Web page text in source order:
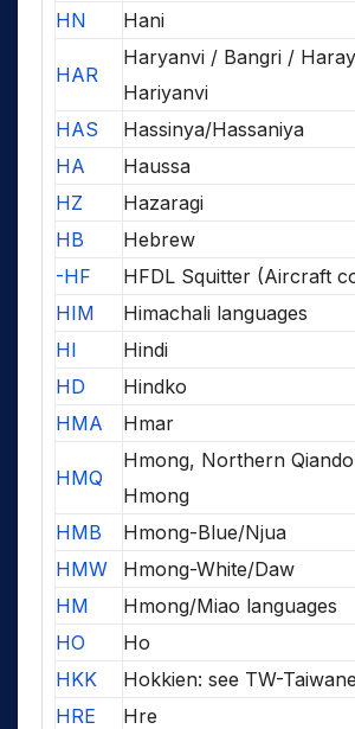
HN
Hani
HAR
Haryanvi / Bangri /
Hariyanvi
HAS
Hassinya/Hassaniya
HA
Haussa
HZ
Hazaragi
HB
Hebrew
-HF
HFDL Squitter (Aircraft
HIM
Himachali languages
HI
Hindi
HD
Hindko
HMA
Hmar
HMQ
Hmong, Northern
Hmong
HMB
Hmong-Blue/Njua
HMW
Hmong-White/Daw
HM
Hmong/Miao languages
HO
Ho
HKK
Hokkien: see TW-
HRE
Hre